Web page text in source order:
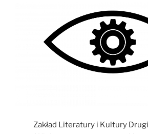
Zakład Literatury i Kultury